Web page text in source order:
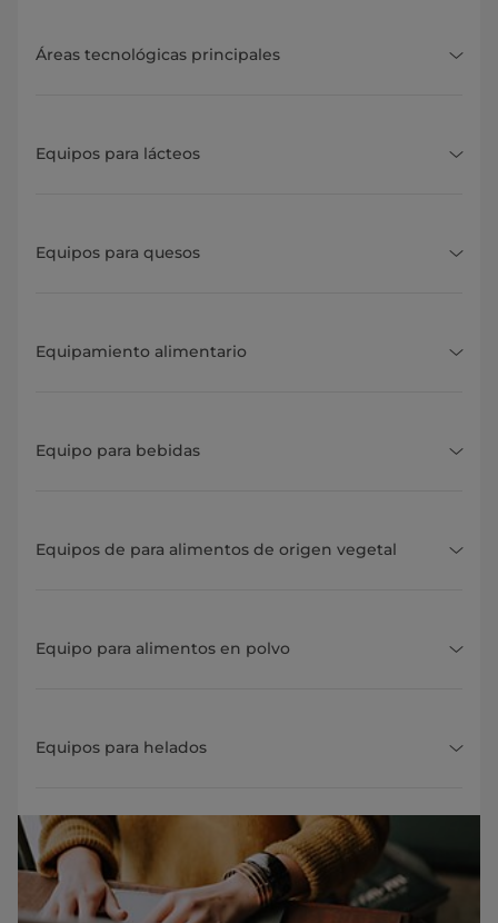
Áreas tecnológicas principales
Equipos para lácteos
Equipos para quesos
Equipamiento alimentario
Equipo para bebidas
Equipos de para alimentos de origen vegetal
Equipo para alimentos en polvo
Equipos para helados